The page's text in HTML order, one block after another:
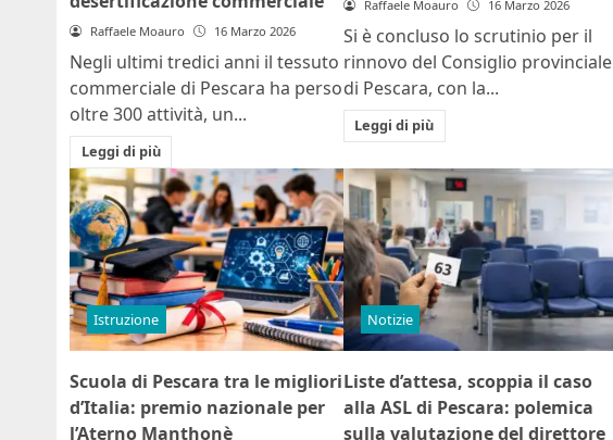
Raffaele Moauro 16 Marzo 2026
Negli ultimi tredici anni il tessuto
commerciale di Pescara ha perso
oltre 300 attività, un...
Leggi di più
Raffaele Moauro 16 Marzo 2026
Si è concluso lo scrutinio per il
rinnovo del Consiglio provinciale
di Pescara, con la...
Leggi di più
Istruzione
Scuola di Pescara tra le migliori
d’Italia: premio nazionale per
l’Aterno Manthonè
Notizie
Liste d’attesa, scoppia il caso
alla ASL di Pescara: polemica
sulla valutazione del direttore